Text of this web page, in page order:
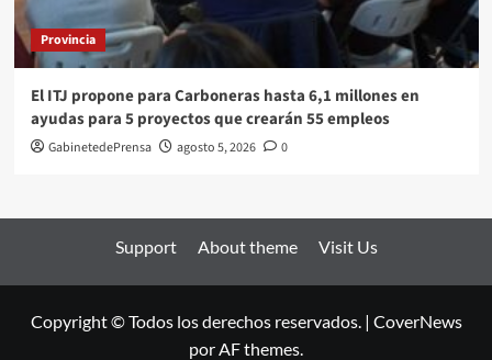
Provincia
El ITJ propone para Carboneras hasta 6,1 millones en
ayudas para 5 proyectos que crearán 55 empleos
GabinetedePrensa agosto 5, 2026 0
Support About theme Visit Us
Copyright © Todos los derechos reservados. | CoverNews
por AF themes.